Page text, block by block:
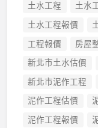
土水工程
土水
土水工程報價
工程報價
房屋
新北市土水估價
新北市泥作工程
泥作工程估價
泥作工程報價